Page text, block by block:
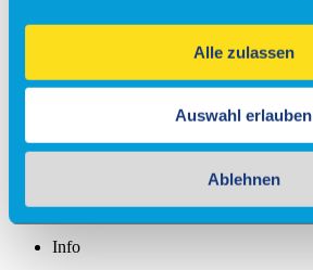
Alle zulassen
Auswahl erlauben
Ablehnen
Flugschulen & Vereine
Gastronomie
Info